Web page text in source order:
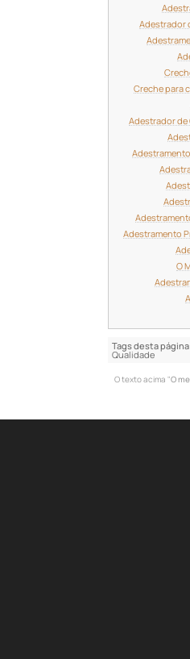
Adestrador
Creche para
Adestrador de
Adestramento
O
Tags desta
Qualidade
O texto acima "O